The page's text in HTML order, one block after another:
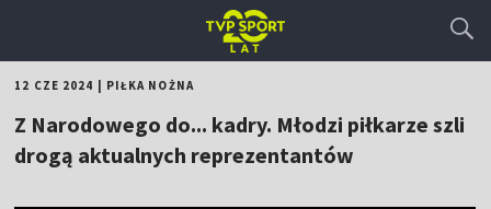
12 CZE 2024 PIŁKA NOŻNA
Z Narodowego do... kadry. Młodzi piłkarze szli
drogą aktualnych reprezentantów